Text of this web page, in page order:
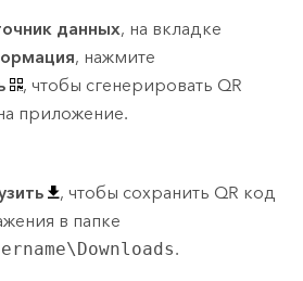
данных, на вкладке
, нажмите
, чтобы сгенерировать QR
приложение.
, чтобы сохранить QR код
в папке
.